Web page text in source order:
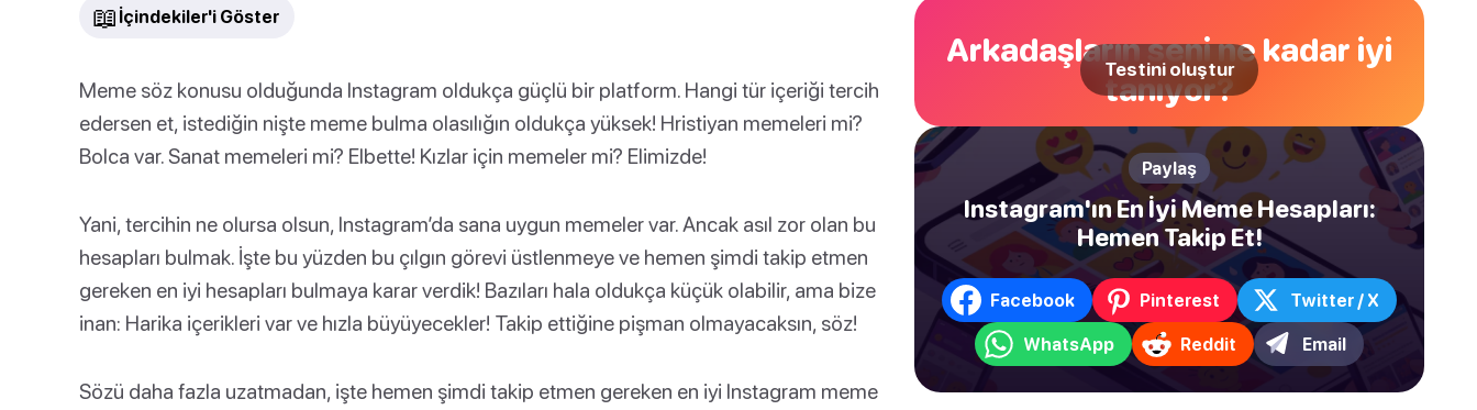
📖 İçindekiler'i Göster
Meme söz konusu olduğunda Instagram oldukça güçlü bir platform. Hangi tür içeriği tercih
edersen et, istediğin nişte meme bulma olasılığın oldukça yüksek! Hristiyan memeleri mi?
Bolca var. Sanat memeleri mi? Elbette! Kızlar için memeler mi? Elimizde!
Yani, tercihin ne olursa olsun, Instagram’da sana uygun memeler var. Ancak asıl zor olan bu
hesapları bulmak. İşte bu yüzden bu çılgın görevi üstlenmeye ve hemen şimdi takip etmen
gereken en iyi hesapları bulmaya karar verdik! Bazıları hala oldukça küçük olabilir, ama bize
inan: Harika içerikleri var ve hızla büyüyecekler! Takip ettiğine pişman olmayacaksın, söz!
Sözü daha fazla uzatmadan, işte hemen şimdi takip etmen gereken en iyi Instagram meme
Arkadaşların seni ne kadar iyi
tanıyor?
Testini oluştur
Paylaş
Instagram'ın En İyi Meme Hesapları:
Hemen Takip Et!
Facebook Pinterest Twitter / X
WhatsApp Reddit Email